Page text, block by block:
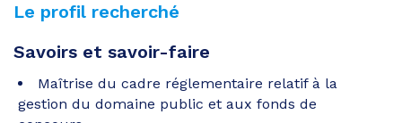
Le profil recherché
Savoirs et savoir-faire
Maîtrise du cadre réglementaire relatif à la
gestion du domaine public et aux fonds de